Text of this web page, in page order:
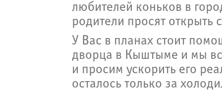
любителей коньков в
родители просят открыть
У Вас в планах стоит
дворца в Кыштыме и мы
и просим ускорить его
осталось только за